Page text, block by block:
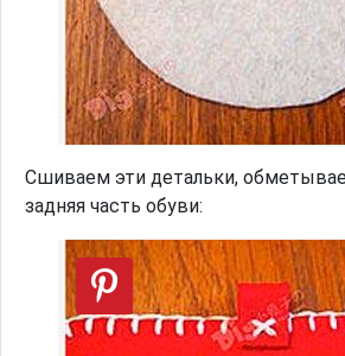
Сшиваем эти детальки,
задняя часть обуви: